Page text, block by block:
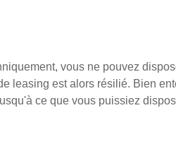
vous ne pouvez
leasing est alors résilié. Bien
ce que vous puissiez